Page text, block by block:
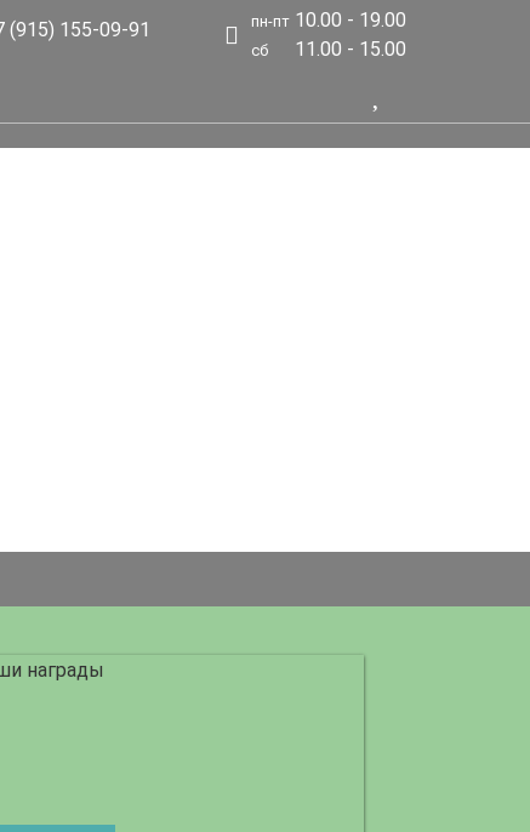
(915) 155-09-91 пн-пт 10.00 - 19.00
сб
11.00 - 15.00